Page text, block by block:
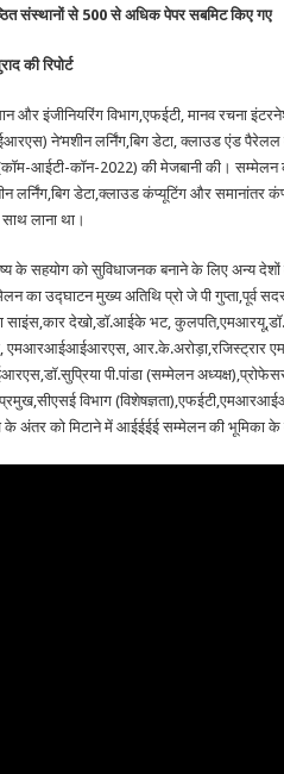
संस्थानों से 500 से अधिक पेपर सबमिट किए गए
की रिपोर्ट
और इंजीनियरिंग विभाग,एफईटी, मानव रचना
ने‘मशीन लर्निंग,बिग डेटा, क्लाउड एंड पैरेलल
आईटी-कॉन-2022) की मेजबानी की। सम्मेलन का
लर्निंग,बिग डेटा,क्लाउड कंप्यूटिंग और समानांतर
लाना था।
के सहयोग को सुविधाजनक बनाने के लिए अन्य
का उद्घाटन मुख्य अतिथि प्रो जे पी गुप्ता,पूर्व
साइंस,कार देखो,डॉ.आईके भट,
एमआरआईआईआरएस, आर.के.अरोड़ा,रजिस्ट्रार
पी.पांडा (सम्मेलन
विभाग
अंतर को मिटाने में आईईईई सम्मेलन की भूमिका के